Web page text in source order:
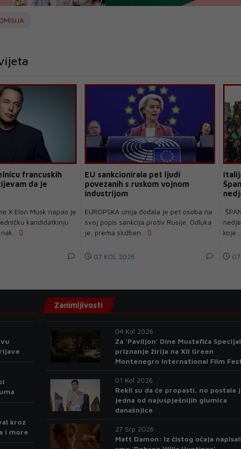
francuskih
da je
X Elon Musk napao je
kandidatkinju
EU sankcionirala pet ljudi
povezanih s ruskom vojnom
industrijom
EUROPSKA unija dodala je pet osoba na
svoj popis sankcija protiv Rusije. Odluka
je, prema služben...
07 KOL 2026
koje ...
kroz
i more
Zanimljivosti
04 Kol 2026
Za 'Paviljon' Dine Mustafića
priznanje žirija na XII Green
Montenegro International Film
01 Kol 2026
Rekli su da će propasti, no postala
jedna od najuspješnijih glumica
današnjice
27 Srp 2026
Matt Damon: Iz čistog očaja napisali